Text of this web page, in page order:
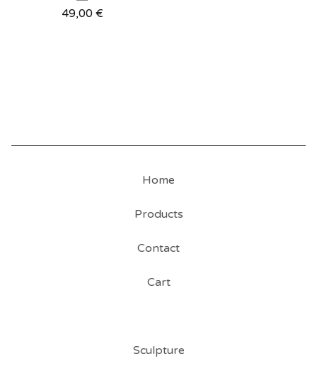
49,00 €
Home
Products
Contact
Cart
Sculpture